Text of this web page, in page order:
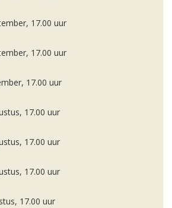
17.00 uur
17.00 uur
17.00 uur
17.00 uur
17.00 uur
17.00 uur
17.00 uur